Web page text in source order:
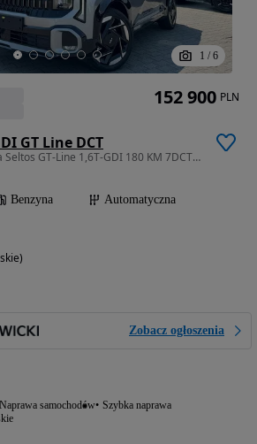
1 / 6
GT Line DCT
1598 cm3 • 180 KM • Kia Seltos GT-Line 1,6T-GDI 180 KM 7DCT FWD Nowy promocyjne finansowa
Benzyna
Automatyczna
Zobacz ogłoszenia
Naprawa samochodów Szybka naprawa
152 900 PLN